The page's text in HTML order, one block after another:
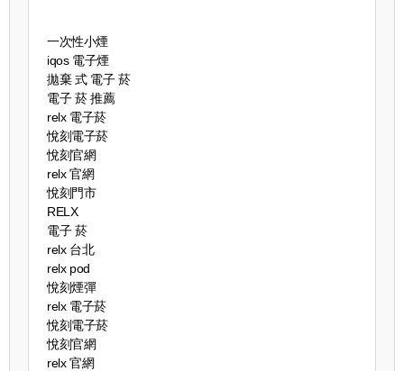
一次性小煙
iqos 電子煙​
拋棄 式 電子 菸​
電子 菸 推薦
relx 電子菸
悅刻電子菸
悅刻官網
relx 官網
悅刻門市
RELX
電子 菸
relx 台北
relx pod
悅刻煙彈
relx 電子菸
悅刻電子菸
悅刻官網
relx 官網